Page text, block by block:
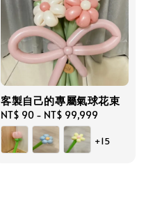
客製自己的專屬氣球花束
Regular
price
NT$ 90 - NT$ 99,999
+15